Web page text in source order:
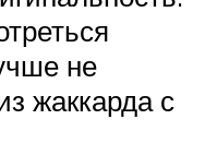
не
жаккарда с